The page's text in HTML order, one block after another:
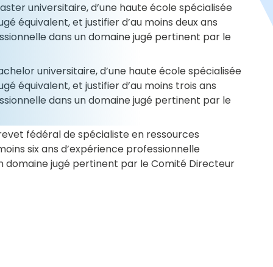
universitaire, d’une haute école spécialisée
équivalent, et justifier d’au moins deux ans
dans un domaine jugé pertinent par le
universitaire, d’une haute école spécialisée
équivalent, et justifier d’au moins trois ans
dans un domaine jugé pertinent par le
fédéral de spécialiste en ressources
six ans d’expérience professionnelle
domaine jugé pertinent par le Comité Directeur